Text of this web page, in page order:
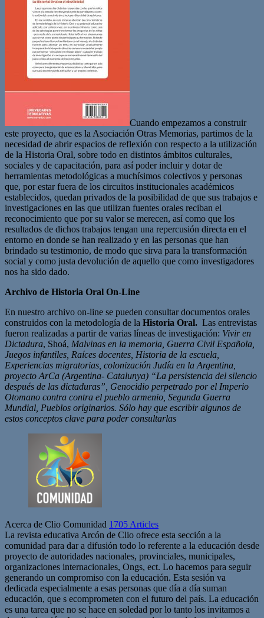
Cuando empezamos a construir
este proyecto, que es la Asociación Otras Memorias, partimos de la
necesidad de abrir espacios de reflexión con respecto a la utilización
de la Historia Oral, sobre todo en distintos ámbitos culturales,
sociales y de capacitación, para así poder incluir y dotar de
herramientas metodológicas a muchísimos colectivos y personas
que, por estar fuera de los circuitos institucionales académicos
establecidos, quedan privados de la posibilidad de que sus trabajos e
investigaciones en las que utilizan fuentes orales reciban el
reconocimiento que por su valor se merecen, así como que los
resultados de dichos trabajos tengan una repercusión directa en el
entorno en donde se han realizado y en las personas que han
brindado su testimonio, de modo que sirva para la transformación
social y como justa devolución de aquello que como investigadores
nos ha sido dado.
Archivo de Historia Oral On-Line
En nuestro archivo on-line se pueden consultar documentos orales
construidos con la metodología de la Historia Oral. Las entrevistas
fueron realizadas a partir de varias líneas de investigación: Vivir en
Dictadura, Shoá, Malvinas en la memoria, Guerra Civil Española,
Juegos infantiles, Raíces docentes, Historia de la escuela,
Experiencias migratorias, colonización Judía en la Argentina,
proyecto ArCa (Argentina- Catalunya) “La persistencia del silencio
después de las dictaduras”, Genocidio perpetrado por el Imperio
Otomano contra contra el pueblo armenio, Segunda Guerra
Mundial, Pueblos originarios. Sólo hay que escribir algunos de
estos conceptos clave para poder consultarlas
Acerca de Clio Comunidad 1705 Articles
La revista educativa Arcón de Clio ofrece esta sección a la
comunidad para dar a difusión todo lo referente a la educación desde
proyecto de autoridades nacionales, provinciales, municipales,
organizaciones internacionales, Ongs, ect. Lo hacemos para seguir
generando un compromiso con la educación. Esta sesión va
dedicada especialmente a esas personas que día a día suman
educación, que s ecomprometen con el futuro del país. La educación
es una tarea que no se hace en soledad por lo tanto los invitamos a